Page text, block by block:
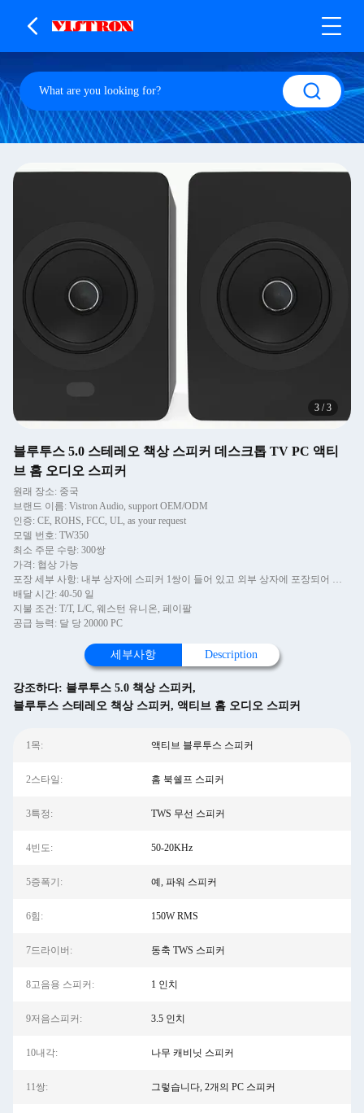
3 /3
블루투스 5.0 스테레오 책상 스피커 데스크톱 TV PC 액티
브 홈 오디오 스피커
원래 장소: 중국
브랜드 이름: Vistron Audio, support OEM/ODM
인증: CE, ROHS, FCC, UL, as your request
모델 번호: TW350
최소 주문 수량: 300쌍
가격: 협상 가능
포장 세부 사항: 내부 상자에 스피커 1쌍이 들어 있고 외부 상자에 포장되어 있습니다.
배달 시간: 40-50 일
지불 조건: T/T, L/C, 웨스턴 유니온, 페이팔
공급 능력: 달 당 20000 PC
세부사항 Description
강조하다: 블루투스 5.0 책상 스피커 ,
블루투스 스테레오 책상 스피커 , 액티브 홈 오디오 스피커
1목: 액티브 블루투스 스피커
2스타일: 홈 북쉘프 스피커
3특정: TWS 무선 스피커
4빈도: 50-20KHz
5증폭기: 예, 파워 스피커
6힘: 150W RMS
7드라이버: 동축 TWS 스피커
8고음용 스피커: 1 인치
9저음스피커: 3.5 인치
10내각: 나무 캐비닛 스피커
11쌍: 그렇습니다, 2개의 PC 스피커